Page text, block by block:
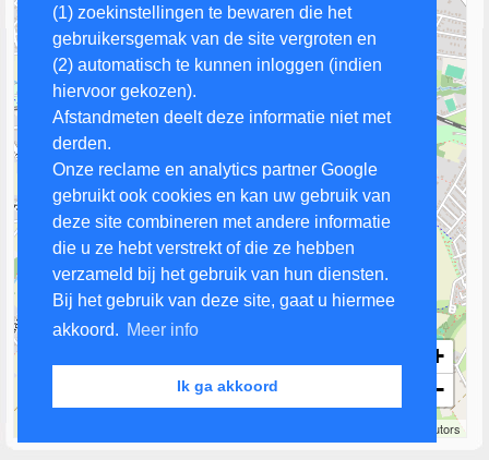
(1) zoekinstellingen te bewaren die het
gebruikersgemak van de site vergroten en
(2) automatisch te kunnen inloggen (indien
hiervoor gekozen).
Afstandmeten deelt deze informatie niet met
derden.
Onze reclame en analytics partner Google
gebruikt ook cookies en kan uw gebruik van
deze site combineren met andere informatie
die u ze hebt verstrekt of die ze hebben
verzameld bij het gebruik van hun diensten.
Bij het gebruik van deze site, gaat u hiermee
akkoord. Meer info
Ik ga akkoord
+
−
contributors